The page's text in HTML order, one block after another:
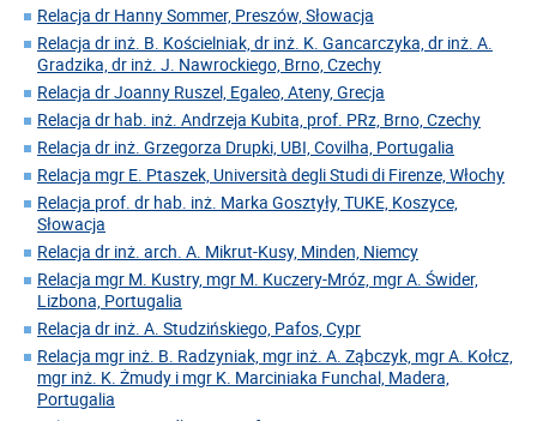
Relacja dr Hanny Sommer, Preszów, Słowacja
Relacja dr inż. B. Kościelniak, dr inż. K. Gancarczyka, dr inż. A.
Gradzika, dr inż. J. Nawrockiego, Brno, Czechy
Relacja dr Joanny Ruszel, Egaleo, Ateny, Grecja
Relacja dr hab. inż. Andrzeja Kubita, prof. PRz, Brno, Czechy
Relacja dr inż. Grzegorza Drupki, UBI, Covilha, Portugalia
Relacja mgr E. Ptaszek, Università degli Studi di Firenze, Włochy
Relacja prof. dr hab. inż. Marka Gosztyły, TUKE, Koszyce,
Słowacja
Relacja dr inż. arch. A. Mikrut-Kusy, Minden, Niemcy
Relacja mgr M. Kustry, mgr M. Kuczery-Mróz, mgr A. Świder,
Lizbona, Portugalia
Relacja dr inż. A. Studzińskiego, Pafos, Cypr
Relacja mgr inż. B. Radzyniak, mgr inż. A. Ząbczyk, mgr A. Kołcz,
mgr inż. K. Żmudy i mgr K. Marciniaka Funchal, Madera,
Portugalia